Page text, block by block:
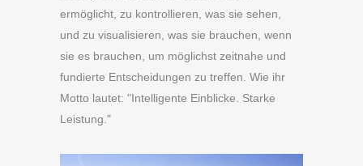
ermöglicht, zu kontrollieren, was sie sehen,
und zu visualisieren, was sie brauchen, wenn
sie es brauchen, um möglichst zeitnahe und
fundierte Entscheidungen zu treffen. Wie ihr
Motto lautet: "Intelligente Einblicke. Starke
Leistung."